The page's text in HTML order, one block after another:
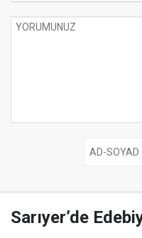
Sarıyer’de